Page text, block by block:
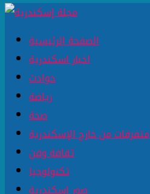
الصفحة الرئيسية
اخبار اسكندرية
حوادث
رياضة
صحة
متفرقات من خارج الإسكندرية
ثقافة وفن
تكنولوجيا
صور اسكندرية